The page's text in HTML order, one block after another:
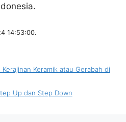
14:53:00.
Keramik atau Gerabah di
Up dan Step Down